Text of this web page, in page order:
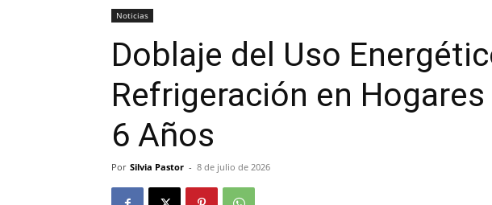
Noticias
Doblaje del Uso
Refrigeración en Hogares
6 Años
Por Silvia Pastor - 8 de julio de 2026